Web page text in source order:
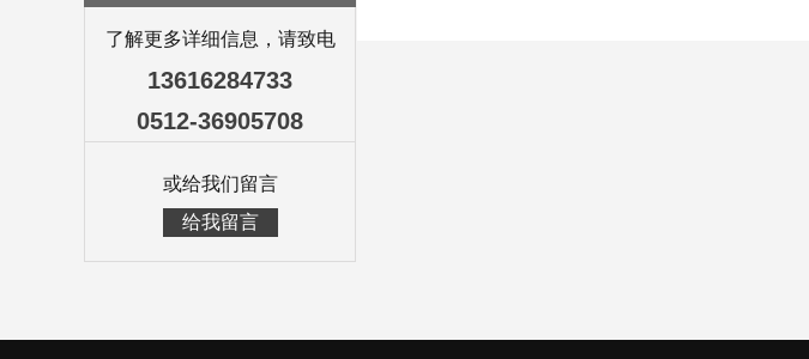
了解更多详细信息，请致电
13616284733
0512-36905708
或给我们留言
给我留言